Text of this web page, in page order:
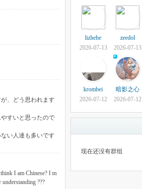
、どう思われます
すいと思ったので
い人達も多いです
I am Chinese? I m
???
lizhehe
2026-07-13
zeedol
2026-07-13
krombei
2026-07-12
暗影之心
2026-07-12
现在还没有群组